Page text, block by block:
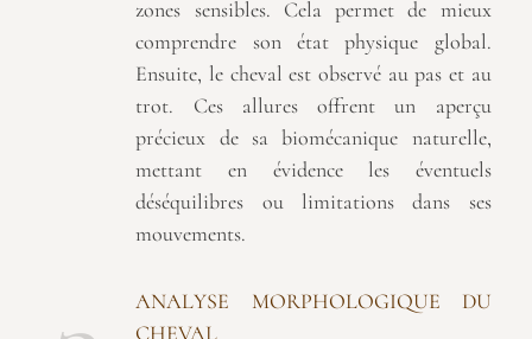
zones sensibles. Cela permet de mieux
comprendre son état physique global.
Ensuite, le cheval est observé au pas et au
trot. Ces allures offrent un aperçu
précieux de sa biomécanique naturelle,
mettant en évidence les éventuels
déséquilibres ou limitations dans ses
mouvements.
ANALYSE MORPHOLOGIQUE DU
CHEVAL